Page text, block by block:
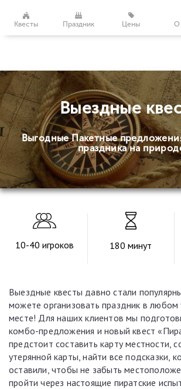
Квесты Праздник Цены О
Выездные
Выгодные Пакетные
праздника на
10-40 игроков 180 минут
Выездные квесты давно стали
можете организовать праздник в
месте! Для наших клиентов мы
комбо-предложения и новый квест
предстоит составить карту местности,
утерянной карты, найти все подсказки,
оставили, чтобы не забыть
пройти через настоящие пиратские